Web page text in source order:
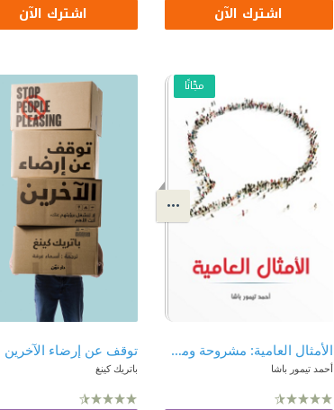
اشترك الآن
اشترك الآن
الأمثال العامية: مشروحة ومرتبة حسب الحرف الأول من المثل
أحمد تيمور باشا
مجّانًا
توقف عن إرضاء الآخرين
باتريك كينغ